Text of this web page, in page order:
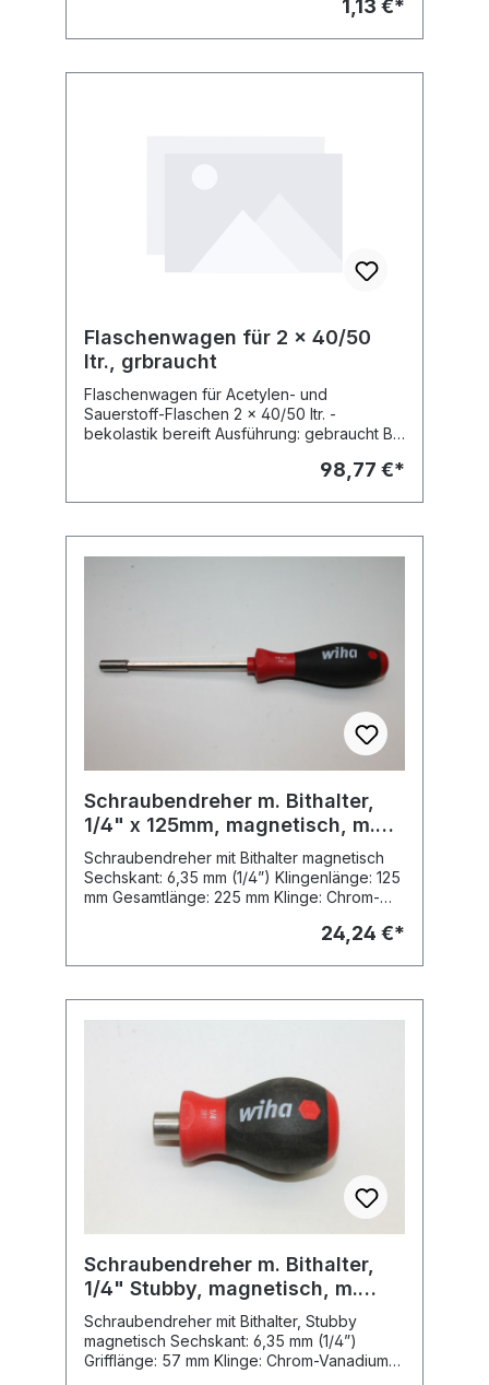
1,13 €*
Flaschenwagen für 2 x 40/50
ltr., grbraucht
Flaschenwagen für Acetylen- und
Sauerstoff-Flaschen 2 x 40/50 ltr. -
bekolastik bereift Ausführung: gebraucht Bj.
98,77 €*
Schraubendreher m. Bithalter,
1/4" x 125mm, magnetisch, m.
Sechskantschaft, Typ: 384
Schraubendreher mit Bithalter magnetisch
Sechskant: 6,35 mm (1/4”) Klingenlänge: 125
mm Gesamtlänge: 225 mm Klinge: Chrom-
glanzvernickelt Griff: Wiha SoftFinish®
starkem Dauermagnet Abtrieb: für Bits
24,24 €*
Schraubendreher m. Bithalter,
1/4" Stubby, magnetisch, m.
Sechskantschaft, Typ: 281 01
Schraubendreher mit Bithalter, Stubby
magnetisch Sechskant: 6,35 mm (1/4”)
Grifflänge: 57 mm Klinge: Chrom-Vanadium